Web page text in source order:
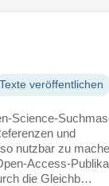
Texte veröffentlichen
Science-
und
nutzbar zu
Access-
die Gleichb…